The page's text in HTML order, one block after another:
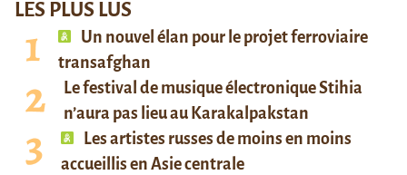
LES PLUS LUS
Un nouvel élan pour le projet ferroviaire
transafghan
Le festival de musique électronique Stihia
n’aura pas lieu au Karakalpakstan
Les artistes russes de moins en moins
accueillis en Asie centrale